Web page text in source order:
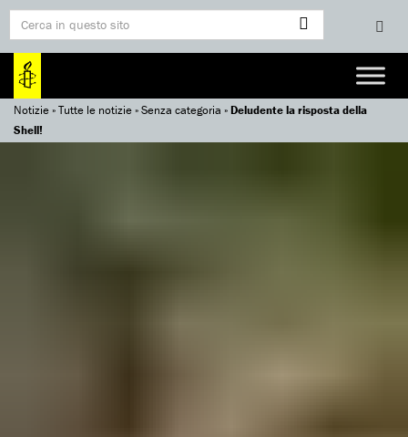
Notizie»Tutte le notizie»Senza categoria »Deludente la risposta della
Shell!